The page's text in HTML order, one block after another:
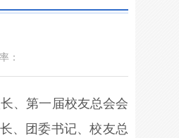
：
、第一届校友总会会
、团委书记、校友总